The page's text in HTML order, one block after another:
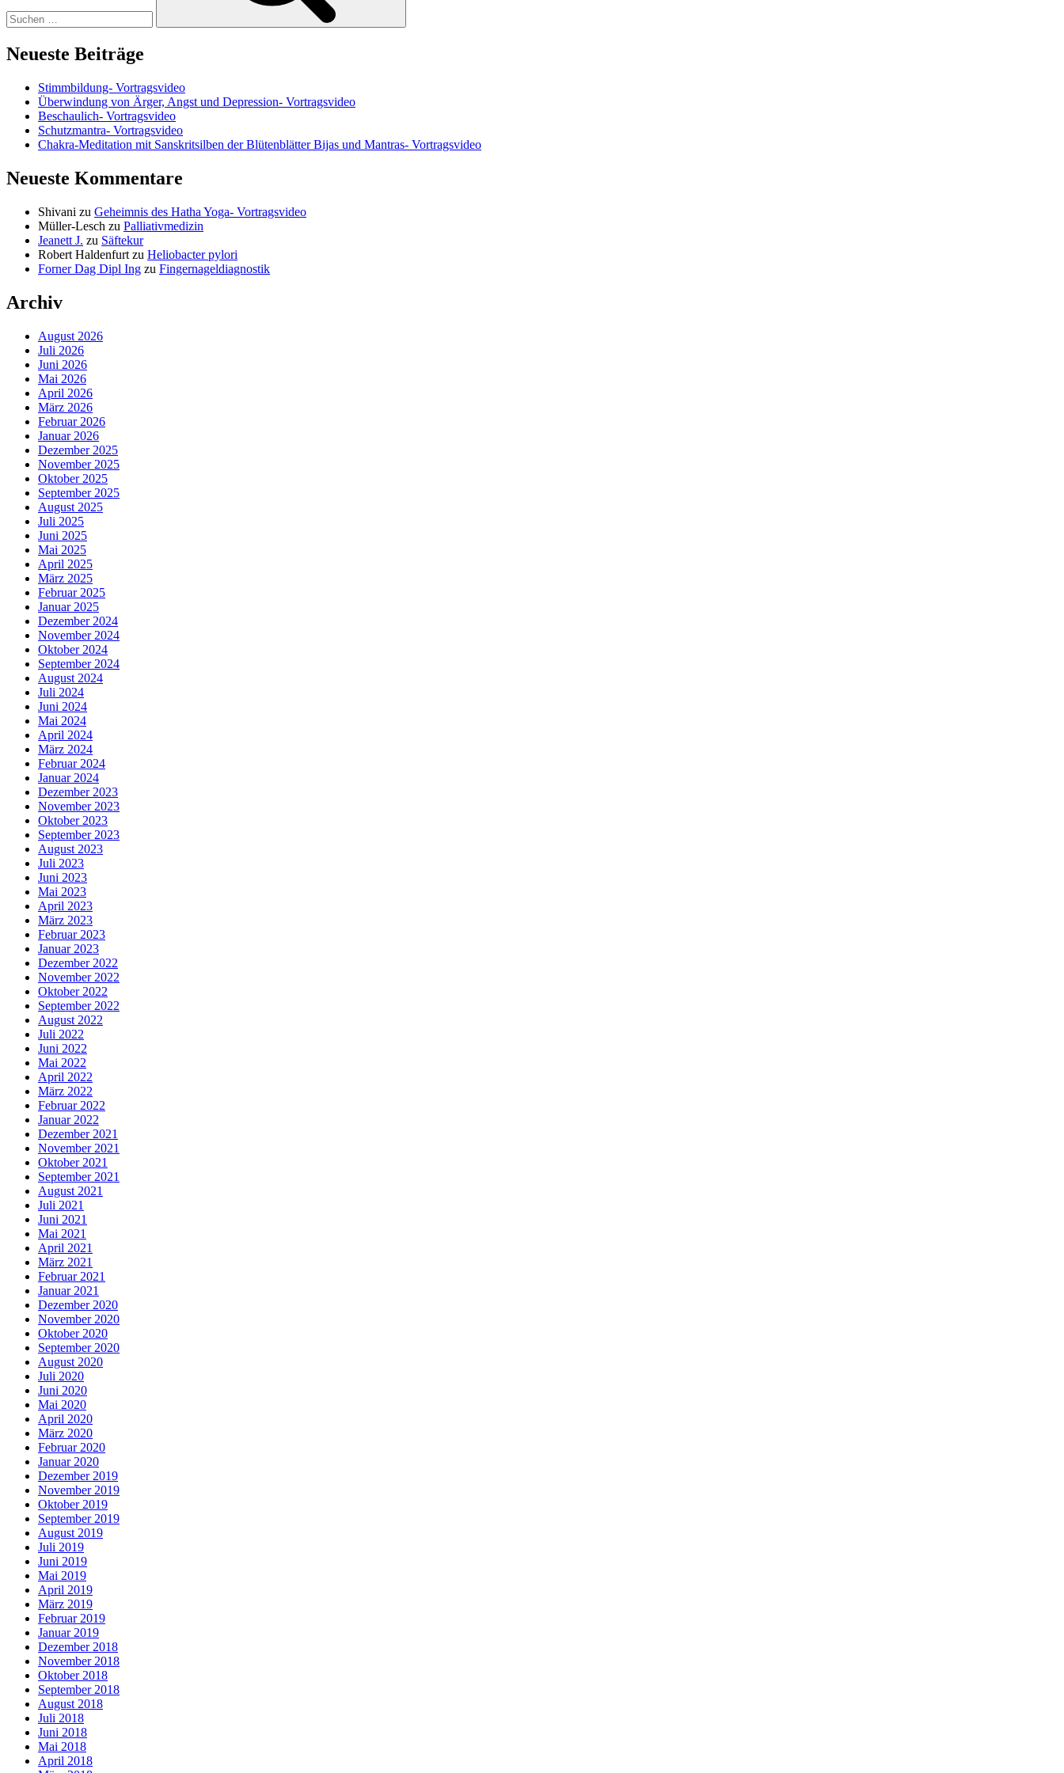
Neueste Beiträge
Stimmbildung- Vortragsvideo
Überwindung von Ärger, Angst und Depression- Vortragsvideo
Beschaulich- Vortragsvideo
Schutzmantra- Vortragsvideo
Chakra-Meditation mit Sanskritsilben der Blütenblätter Bijas und Mantras- Vortragsvideo
Neueste Kommentare
Shivani zu Geheimnis des Hatha Yoga- Vortragsvideo
Müller-Lesch zu Palliativmedizin
Jeanett J. zu Säftekur
Robert Haldenfurt zu Heliobacter pylori
Forner Dag Dipl Ing zu Fingernageldiagnostik
Archiv
August 2026
Juli 2026
Juni 2026
Mai 2026
April 2026
März 2026
Februar 2026
Januar 2026
Dezember 2025
November 2025
Oktober 2025
September 2025
August 2025
Juli 2025
Juni 2025
Mai 2025
April 2025
März 2025
Februar 2025
Januar 2025
Dezember 2024
November 2024
Oktober 2024
September 2024
August 2024
Juli 2024
Juni 2024
Mai 2024
April 2024
März 2024
Februar 2024
Januar 2024
Dezember 2023
November 2023
Oktober 2023
September 2023
August 2023
Juli 2023
Juni 2023
Mai 2023
April 2023
März 2023
Februar 2023
Januar 2023
Dezember 2022
November 2022
Oktober 2022
September 2022
August 2022
Juli 2022
Juni 2022
Mai 2022
April 2022
März 2022
Februar 2022
Januar 2022
Dezember 2021
November 2021
Oktober 2021
September 2021
August 2021
Juli 2021
Juni 2021
Mai 2021
April 2021
März 2021
Februar 2021
Januar 2021
Dezember 2020
November 2020
Oktober 2020
September 2020
August 2020
Juli 2020
Juni 2020
Mai 2020
April 2020
März 2020
Februar 2020
Januar 2020
Dezember 2019
November 2019
Oktober 2019
September 2019
August 2019
Juli 2019
Juni 2019
Mai 2019
April 2019
März 2019
Februar 2019
Januar 2019
Dezember 2018
November 2018
Oktober 2018
September 2018
August 2018
Juli 2018
Juni 2018
Mai 2018
April 2018